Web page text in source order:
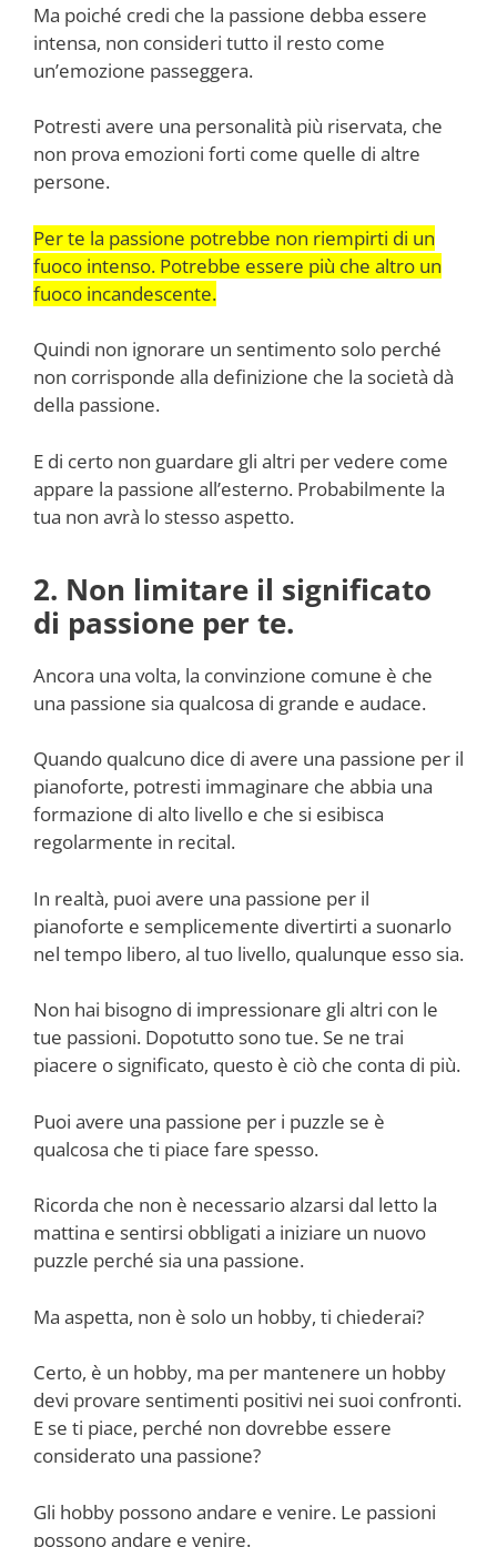
Ma poiché credi che la passione debba essere
intensa, non consideri tutto il resto come
un’emozione passeggera.
Potresti avere una personalità più riservata, che
non prova emozioni forti come quelle di altre
persone.
Per te la passione potrebbe non riempirti di un
fuoco intenso. Potrebbe essere più che altro un
fuoco incandescente.
Quindi non ignorare un sentimento solo perché
non corrisponde alla definizione che la società dà
della passione.
E di certo non guardare gli altri per vedere come
appare la passione all’esterno. Probabilmente la
tua non avrà lo stesso aspetto.
2. Non limitare il significato
di passione per te.
Ancora una volta, la convinzione comune è che
una passione sia qualcosa di grande e audace.
Quando qualcuno dice di avere una passione per il
pianoforte, potresti immaginare che abbia una
formazione di alto livello e che si esibisca
regolarmente in recital.
In realtà, puoi avere una passione per il
pianoforte e semplicemente divertirti a suonarlo
nel tempo libero, al tuo livello, qualunque esso sia.
Non hai bisogno di impressionare gli altri con le
tue passioni. Dopotutto sono tue. Se ne trai
piacere o significato, questo è ciò che conta di più.
Puoi avere una passione per i puzzle se è
qualcosa che ti piace fare spesso.
Ricorda che non è necessario alzarsi dal letto la
mattina e sentirsi obbligati a iniziare un nuovo
puzzle perché sia una passione.
Ma aspetta, non è solo un hobby, ti chiederai?
Certo, è un hobby, ma per mantenere un hobby
devi provare sentimenti positivi nei suoi confronti.
E se ti piace, perché non dovrebbe essere
considerato una passione?
Gli hobby possono andare e venire. Le passioni
possono andare e venire.